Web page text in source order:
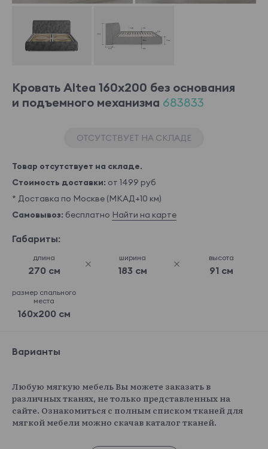
Кровать Altea 160x200 без основания
и подъемного механизма 683833
ОТСУТСТВУЕТ НА СКЛАДЕ
Товар отсутствует на складе.
Стоимость доставки: от 1499 руб
* Доставка по Москве (МКАД+10 км)
Самовывоз: бесплатно Найти на карте
Габариты:
длина
270 см
ширина
183 см
высота
91 см
размер спального
места
160x200 см
Варианты
Любую мягкую мебель Вы можете заказать в
различных тканях, не только представленных на
сайте. Ознакомиться с полным списком тканей для
мягкой мебели можно скачав каталог тканей.